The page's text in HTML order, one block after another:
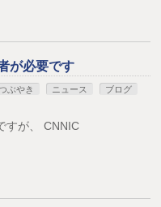
が必要です
ぶやき ニュース
ブログ
すが、 CNNIC